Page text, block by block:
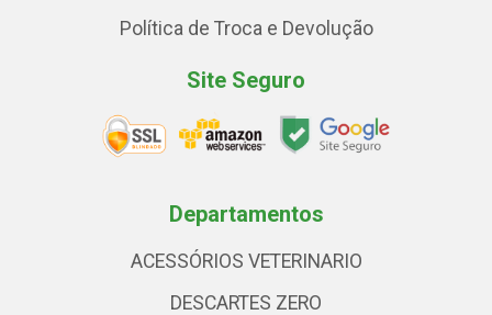
Política de Troca e Devolução
Site Seguro
Departamentos
ACESSÓRIOS VETERINARIO
DESCARTES ZERO